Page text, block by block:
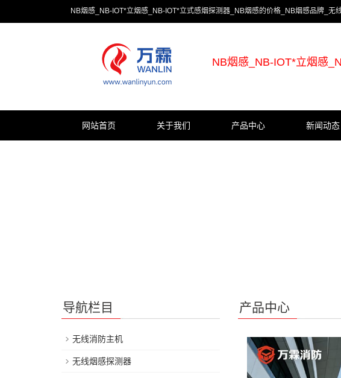
NB烟感_NB-IOT*立烟感_NB-IOT*立式感烟探测器_NB烟感的价格_NB烟感品牌_无
NB烟感_NB-IOT*立烟感
网站首页 关于我们 产品中心 新闻动态
产品中心
导航栏目
无线消防主机
无线烟感探测器